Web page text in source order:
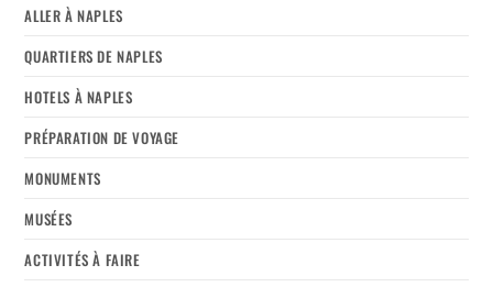
ALLER À NAPLES
QUARTIERS DE NAPLES
HOTELS À NAPLES
PRÉPARATION DE VOYAGE
MONUMENTS
MUSÉES
ACTIVITÉS À FAIRE